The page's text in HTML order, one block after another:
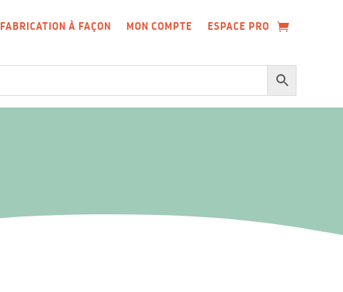
FABRICATION À FAÇON MON COMPTE ESPACE PRO